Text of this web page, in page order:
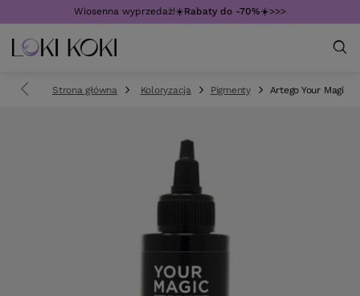
Wiosenna wyprzedaż!☀️Rabaty do -70%☀️>>>
Strona główna Koloryzacja Pigmenty Artego Your Magic